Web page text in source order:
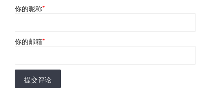
你的昵称*
你的邮箱*
提交评论